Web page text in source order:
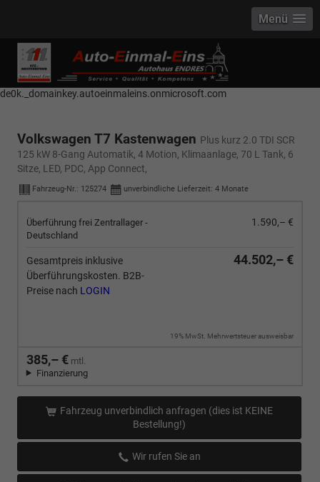
------------ Host Name : selector1._domainkey Points to address or value:
selector1-aee-de0k._domainkey.autoeinmaleins.onmicrosoft.com Host
Name : selector2._domainkey Points to address or value: selector2-aee-
de0k._domainkey.autoeinmaleins.onmicrosoft.com
Menü
Volkswagen T7 Kastenwagen Plus kurz 2.0 TDI SCR
125 kW 8-Gang Automatik, 4 Motion, Klimaanlage, 70 L Tank, 6
Sitze, LED, PDC, App Connect,
Fahrzeug-Nr.: 125274 unverbindliche Lieferzeit: 4 Monate
Überführung frei Zentrallager -
Deutschland
1.590,– €
Gesamtpreis inklusive
Überführungskosten. B2B-
Preise nach LOGIN
44.502,– €
19% MwSt. Mehrwertsteuer ausweisbar
385,– € mtl.
Finanzierung
Fahrzeug unverbindlich anfragen (dies ist KEINE
Bestellung!)
Wir rufen Sie an